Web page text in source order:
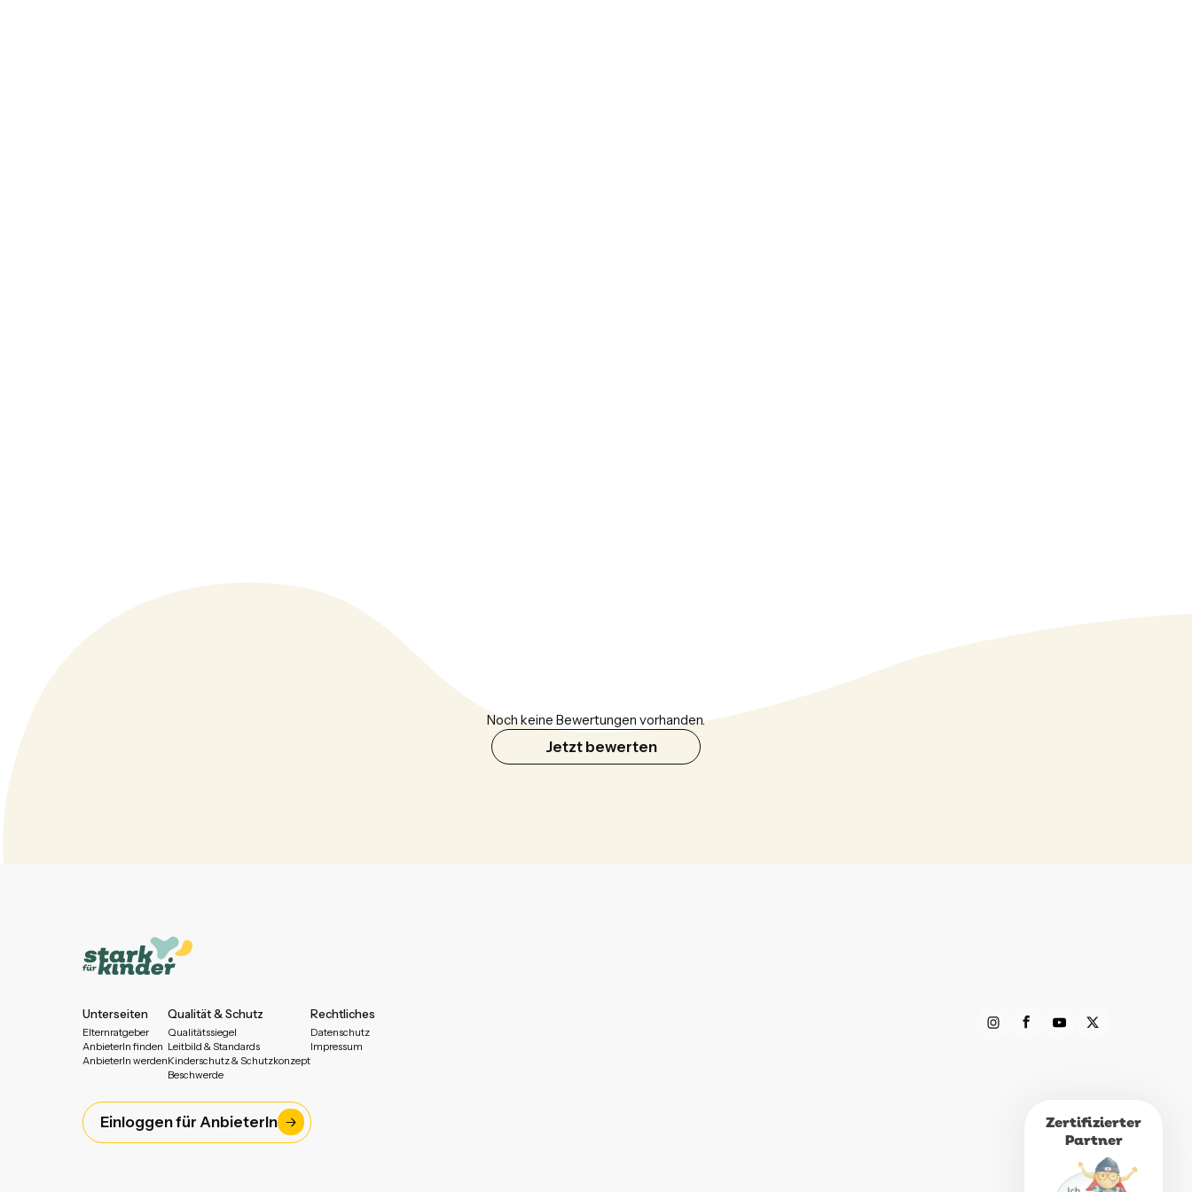
Noch keine Bewertungen vorhanden.
Jetzt bewerten
Unterseiten
Elternratgeber
AnbieterIn finden
AnbieterIn werden
Qualität & Schutz
Qualitätssiegel
Leitbild & Standards
Kinderschutz & Schutzkonzept
Beschwerde
Rechtliches
Datenschutz
Impressum
Einloggen für AnbieterIn
Zertifizierter
Partner